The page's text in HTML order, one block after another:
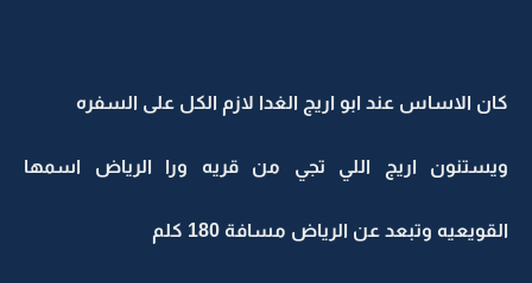
كان الاساس عند ابو اريج الغدا لازم الكل على السفره
ويستنون اريج اللي تجي من قريه ورا الرياض اسمها
القويعيه وتبعد عن الرياض مسافة 180 كلم